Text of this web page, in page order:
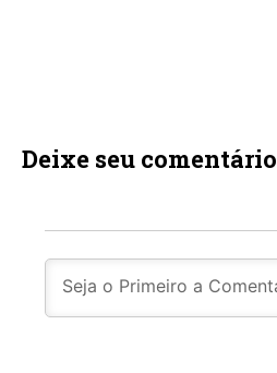
Deixe seu comentário